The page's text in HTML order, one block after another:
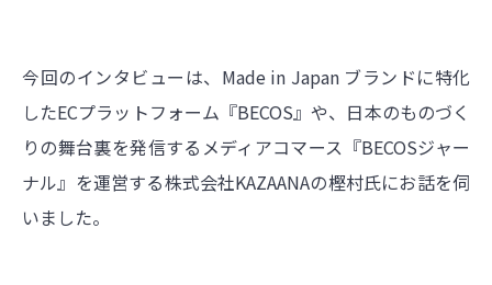
今回のインタビューは、Made in Japan ブランドに特化
したECプラットフォーム『BECOS』や、日本のものづく
りの舞台裏を発信するメディアコマース『BECOSジャー
ナル』を運営する株式会社KAZAANAの樫村氏にお話を伺
いました。